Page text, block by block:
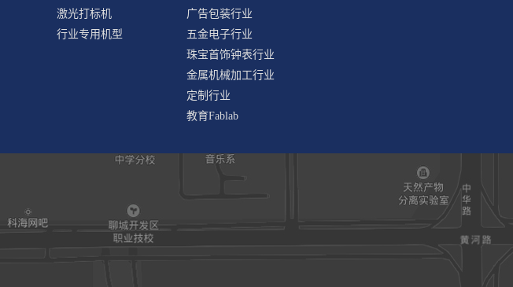
激光打标机
行业专用机型
广告包装行业
五金电子行业
珠宝首饰钟表行业
金属机械加工行业
定制行业
教育Fablab